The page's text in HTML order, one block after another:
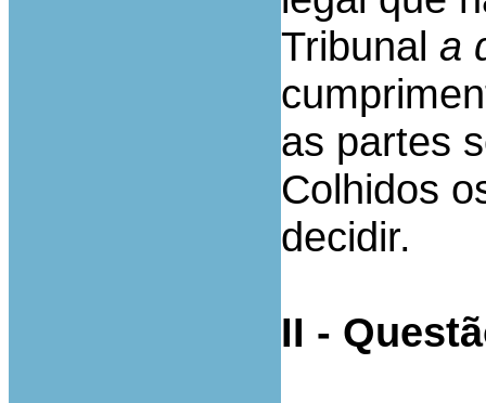
Tribunal a
as partes
Colhidos
decidir.
II -